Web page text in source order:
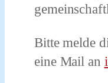
Bittemelde
eine Mail an